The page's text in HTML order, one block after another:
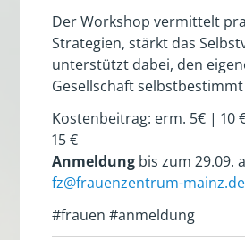
Der Workshop vermittelt
Strategien, stärkt das
unterstützt dabei, den
Gesellschaft
Kostenbeitrag: erm. 5€ | 10
15 €
Anmeldung bis zum 29.09.
fz@frauenzentrum-mainz.de
#frauen #anmeldung